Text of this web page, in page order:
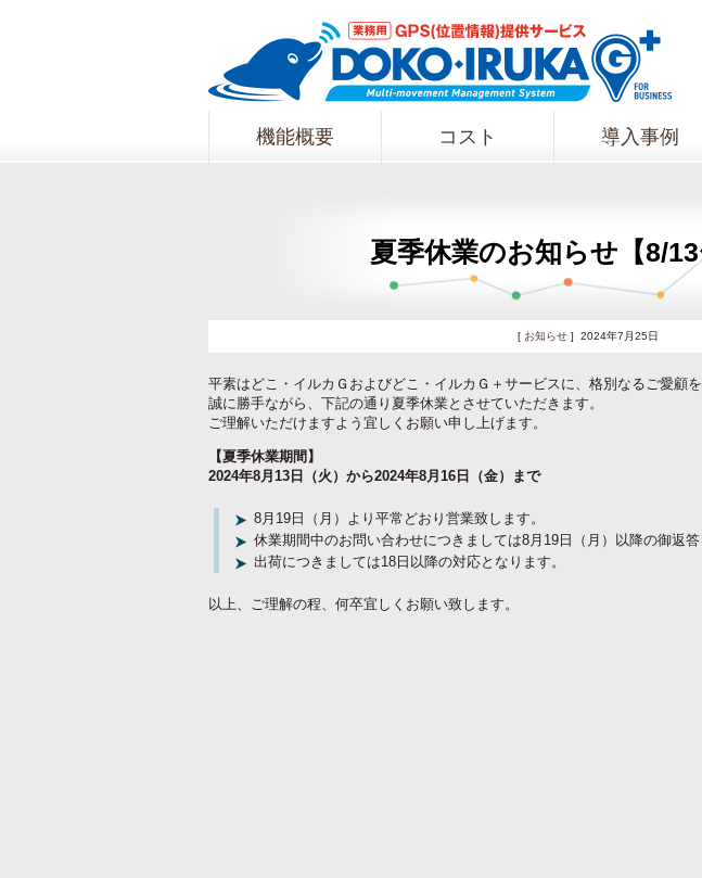
機能概要 コスト 導入事例
夏季休業のお知らせ【8/13
[ お知らせ ] 2024年7月25日
平素はどこ・イルカＧおよびどこ・イルカＧ＋サービスに、格別なるご愛顧
誠に勝手ながら、下記の通り夏季休業とさせていただきます。
ご理解いただけますよう宜しくお願い申し上げます。
【夏季休業期間】
2024年8月13日（火）から2024年8月16日（金）まで
8月19日（月）より平常どおり営業致します。
休業期間中のお問い合わせにつきましては8月19日（月）以降の御返答
出荷につきましては18日以降の対応となります。
以上、ご理解の程、何卒宜しくお願い致します。